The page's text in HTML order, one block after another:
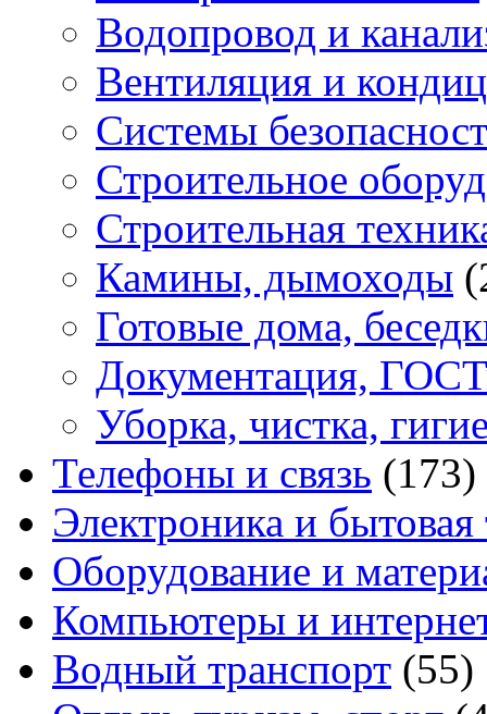
Водопровод и
Вентиляция и
Системы
Строительное
Строительная
Камины, дымоходы
Готовые дома,
Документация,
Уборка, чистка,
Телефоны и связь (173)
Электроника и бытовая
Оборудование и
Компьютеры и
Водный транспорт (55)